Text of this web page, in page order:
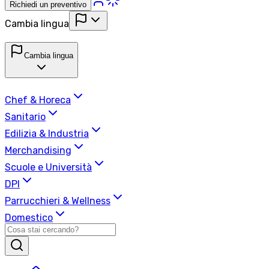
Richiedi un preventivo
Cambia lingua
Cambia lingua
Chef & Horeca
Sanitario
Edilizia & Industria
Merchandising
Scuole e Università
DPI
Parrucchieri & Wellness
Domestico